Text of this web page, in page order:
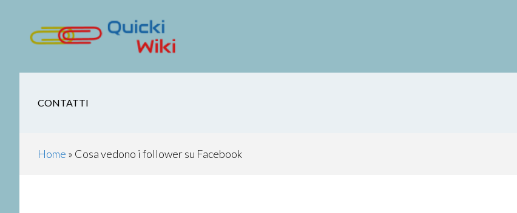
secondary
primary
footer
CONTATTI
Home » Cosa vedono i follower su Facebook